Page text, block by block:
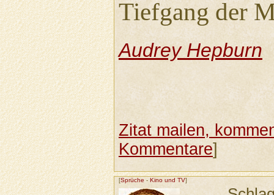
Tiefgang der
Audrey Hepburn
Zitat mailen,
Kommentare]
[Sprüche - Kino und TV]